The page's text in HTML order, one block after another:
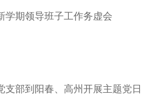
学期领导班子工作务虚会
支部到阳春、高州开展主题党日